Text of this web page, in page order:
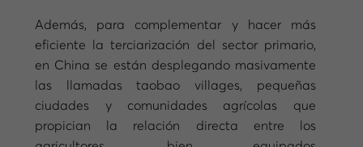
Además, para complementar y hacer más
eficiente la terciarización del sector primario,
en China se están desplegando masivamente
las llamadas taobao villages, pequeñas
ciudades y comunidades agrícolas que
propician la relación directa entre los